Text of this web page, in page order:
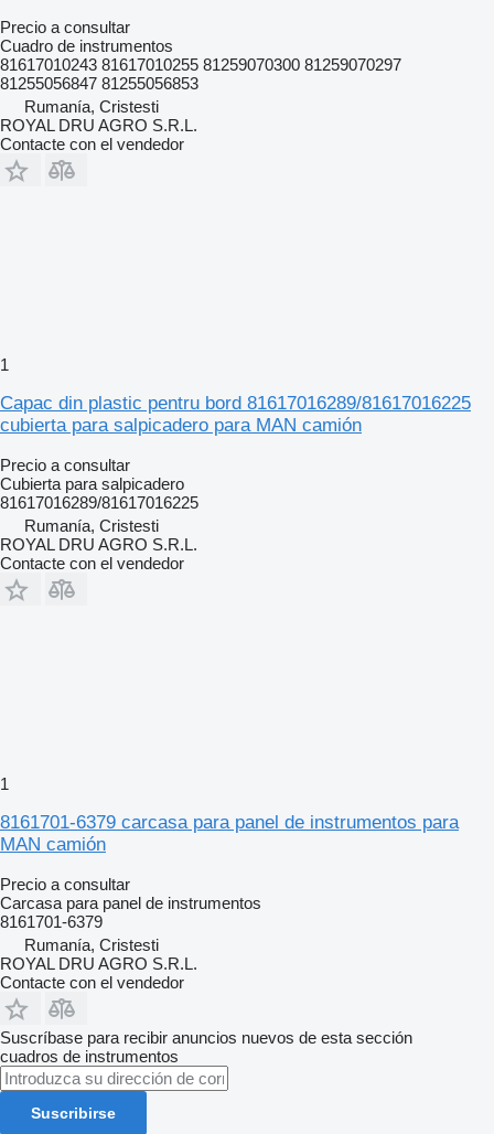
Precio a consultar
Cuadro de instrumentos
81617010243 81617010255 81259070300 81259070297
81255056847 81255056853
Rumanía, Cristesti
ROYAL DRU AGRO S.R.L.
Contacte con el vendedor
1
Capac din plastic pentru bord 81617016289/81617016225
cubierta para salpicadero para MAN camión
Precio a consultar
Cubierta para salpicadero
81617016289/81617016225
Rumanía, Cristesti
ROYAL DRU AGRO S.R.L.
Contacte con el vendedor
1
8161701-6379 carcasa para panel de instrumentos para
MAN camión
Precio a consultar
Carcasa para panel de instrumentos
8161701-6379
Rumanía, Cristesti
ROYAL DRU AGRO S.R.L.
Contacte con el vendedor
Suscríbase para recibir anuncios nuevos de esta sección
cuadros de instrumentos
Suscribirse